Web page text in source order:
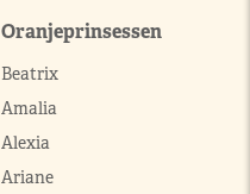
Oranjeprinsessen
Beatrix
Amalia
Alexia
Ariane